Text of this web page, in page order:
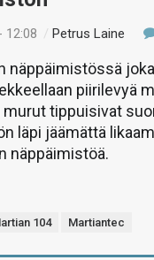
12:08 /Petrus Laine
näppäimistössä
piirilevyä
tippuisivat
läpi jäämättä
näppäimistöä.
104 Martiantec